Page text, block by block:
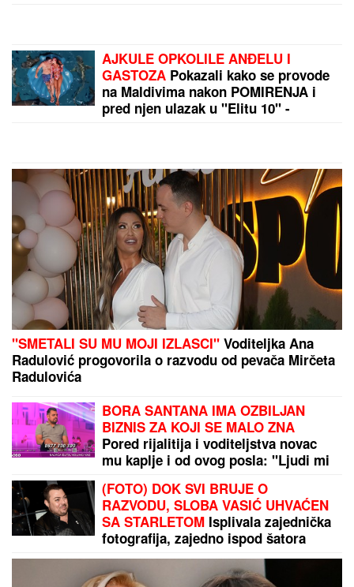
požar se približio njihovoj kući:
"Prva reč koju sam čuo -
IZGOREĆEMO"
BIVŠI RIJALITI PAR PRODAJE KUĆU U KOJU SU
ULOŽILI 200.000 EVRA
razlog prodaje"